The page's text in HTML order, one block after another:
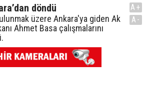
döndü
üzere Ankara'ya giden Ak
Ahmet Basa çalışmalarını
A+
A-